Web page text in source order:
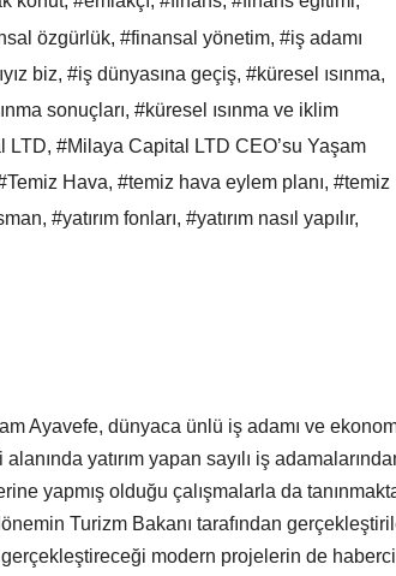
özgürlük, #finansal yönetim, #iş adamı
biz, #iş dünyasına geçiş, #küresel ısınma,
sonuçları, #küresel ısınma ve iklim
LTD, #Milaya Capital LTD CEO’su Yaşam
Hava, #temiz hava eylem planı, #temiz
, #yatırım fonları, #yatırım nasıl yapılır,
Ayavefe, dünyaca ünlü iş adamı ve
yatırım yapan sayılı iş
yapmış olduğu çalışmalarla da
Turizm Bakanı tarafından
modern projelerin de